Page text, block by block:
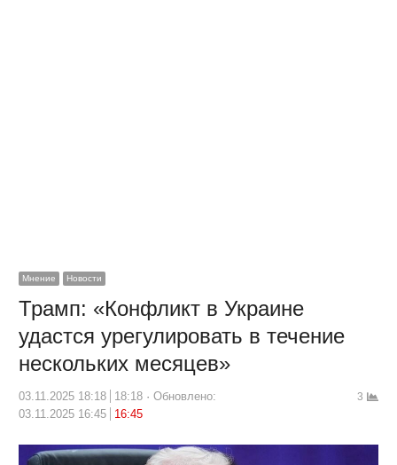
Мнение Новости
Трамп: «Конфликт в Украине
удастся урегулировать в течение
нескольких месяцев»
03.11.2025 18:18 18:18
Обновлено:
03.11.2025 16:45
16:45
3